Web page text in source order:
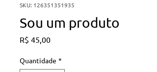
SKU: 126351351935
Sou um produto
R$ 45,00Preço
Quantidade *